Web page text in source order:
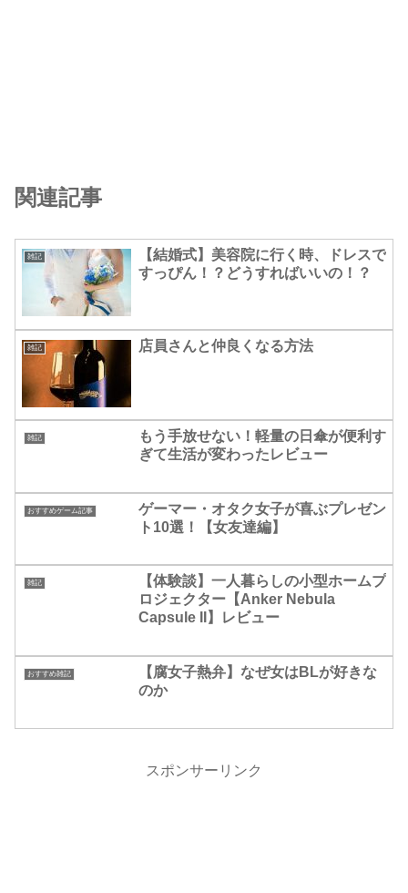
関連記事
雑記
【結婚式】美容院に行く時、ドレスで
すっぴん！？どうすればいいの！？
雑記 店員さんと仲良くなる方法
雑記
もう手放せない！軽量の日傘が便利す
ぎて生活が変わったレビュー
おすすめゲーム記事
ゲーマー・オタク女子が喜ぶプレゼン
ト10選！【女友達編】
雑記
【体験談】一人暮らしの小型ホームプ
ロジェクター【Anker Nebula
Capsule II】レビュー
おすすめ雑記
【腐女子熱弁】なぜ女はBLが好きな
のか
スポンサーリンク